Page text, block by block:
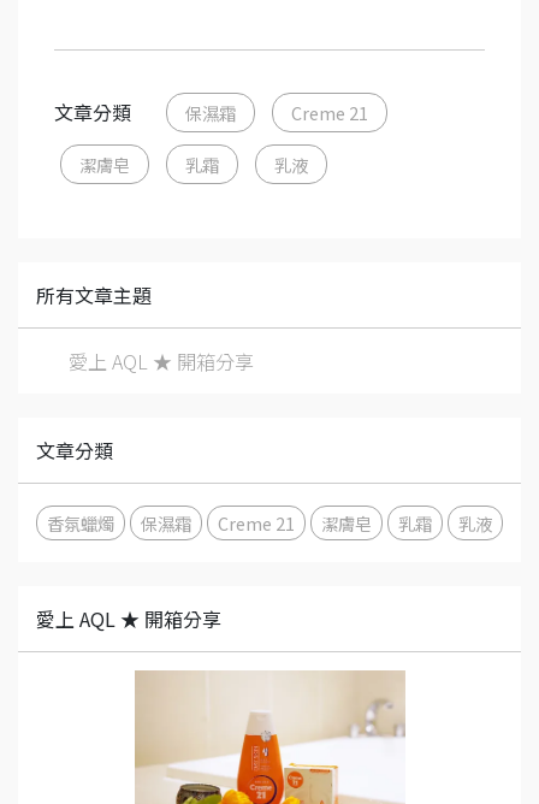
文章分類 保濕霜 Creme 21
潔膚皂 乳霜 乳液
所有文章主題
愛上 AQL ★ 開箱分享
文章分類
香氛蠟燭 保濕霜 Creme 21 潔膚皂 乳霜 乳液
愛上 AQL ★ 開箱分享